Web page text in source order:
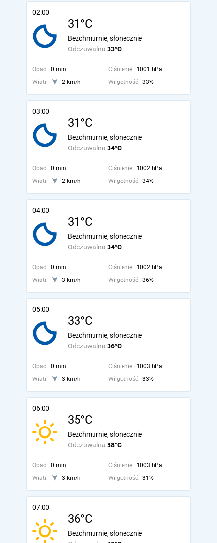
02:00
31°C
Odczuwalna 33°C
Bezchmurnie, słonecznie
Opad: 0 mm Ciśnienie: 1001 hPa
Wiatr:
2 km/h Wilgotność: 33%
03:00
31°C
Odczuwalna 34°C
Bezchmurnie, słonecznie
Opad: 0 mm Ciśnienie: 1002 hPa
Wiatr:
2 km/h Wilgotność: 34%
04:00
31°C
Odczuwalna 34°C
Bezchmurnie, słonecznie
Opad: 0 mm Ciśnienie: 1002 hPa
Wiatr:
3 km/h Wilgotność: 36%
05:00
33°C
Odczuwalna 36°C
Bezchmurnie, słonecznie
Opad: 0 mm Ciśnienie: 1003 hPa
Wiatr:
3 km/h Wilgotność: 33%
06:00
35°C
Odczuwalna 38°C
Bezchmurnie, słonecznie
Opad: 0 mm Ciśnienie: 1003 hPa
Wiatr:
3 km/h Wilgotność: 31%
07:00
36°C
Bezchmurnie, słonecznie